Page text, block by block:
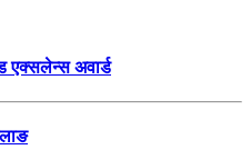
एक्सलेन्स अवार्ड